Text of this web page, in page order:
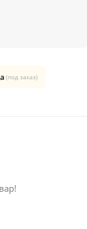
(под заказ)